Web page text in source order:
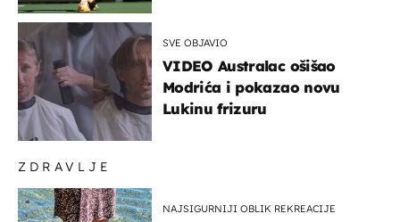
ZDRAVLJE
NAJSIGURNIJI OBLIK REKREACIJE
SVE OBJAVIO
VIDEO Australac ošišao
Modrića i pokazao novu
Lukinu frizuru